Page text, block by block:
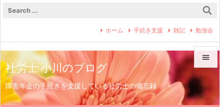
社労士 小川のブログ
障害年金の手続きを支援している社労士の備忘録


メニュ

ホーム 手続き支援 雑記 勉強会